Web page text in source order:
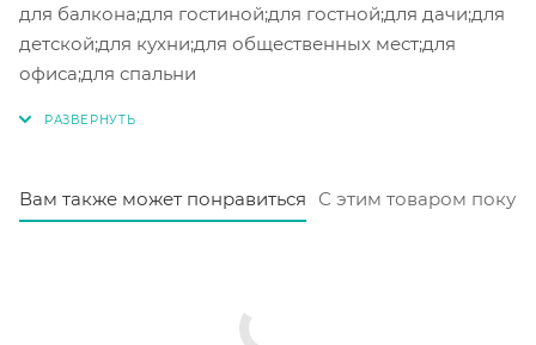
для балкона;для гостиной;для гостной;для дачи;для
детской;для кухни;для общественных мест;для
офиса;для спальни
Вам также может понравиться С этим товаром